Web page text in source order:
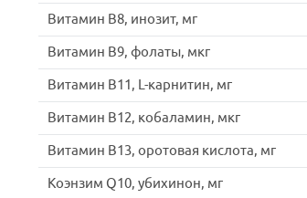
Витамин B8, инозит, мг
Витамин B9, фолаты, мкг
Витамин B11, L-карнитин, мг
Витамин B12, кобаламин, мкг
Витамин B13, оротовая кислота, мг
Коэнзим Q10, убихинон, мг